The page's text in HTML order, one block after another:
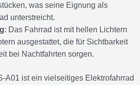
was seine Eignung als
unterstreicht.
: Das Fahrrad ist mit hellen Lichtern
ausgestattet, die für Sichtbarkeit
bei Nachtfahrten sorgen.
A01 ist ein vielseitiges Elektrofahrrad